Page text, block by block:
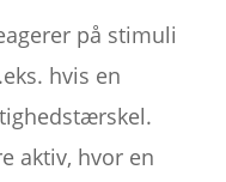
på stimuli
hvis en
aktiv, hvor en